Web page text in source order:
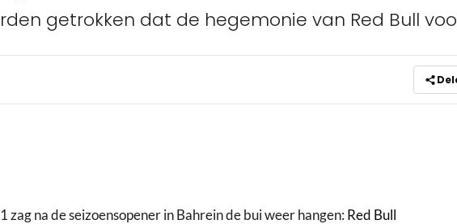
getrokken dat de hegemonie van Red Bull
zag na de seizoensopener in Bahrein de bui weer hangen: Red Bull